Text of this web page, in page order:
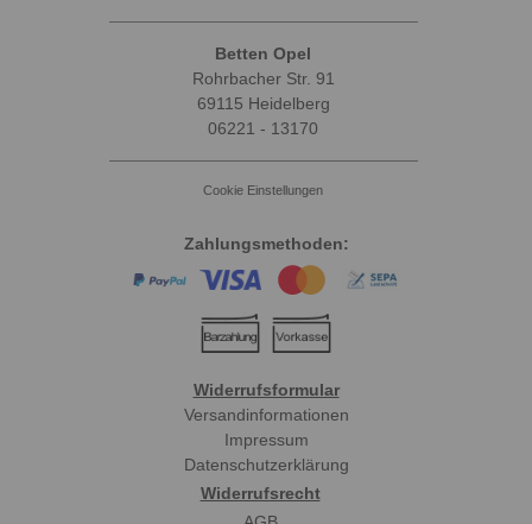
Betten Opel
Rohrbacher Str. 91
69115 Heidelberg
06221 - 13170
Cookie Einstellungen
Zahlungsmethoden:
Widerrufsformular
Versandinformationen
Impressum
Datenschutzerklärung
Widerrufsrecht